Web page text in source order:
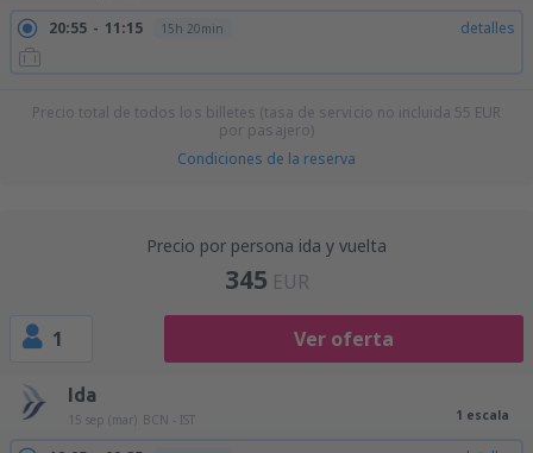
20:55 11:15 15h 20min detalles
Precio total de todos los billetes (tasa de servicio no incluida 55 EUR
por pasajero)
Condiciones de la reserva
Precio por persona ida y vuelta
345 EUR
1 Ver oferta
Ida
15 sep (mar) BCN - IST 1 escala